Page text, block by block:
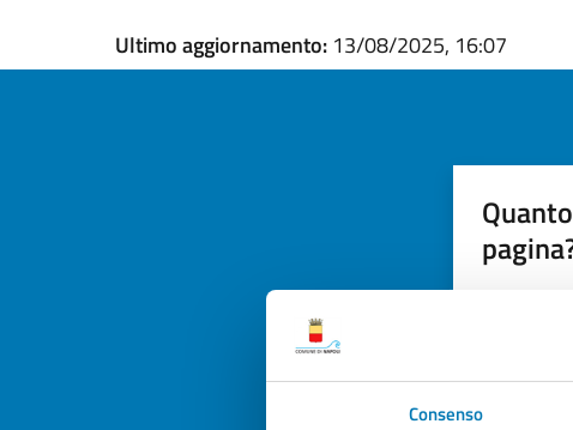
Consenso
Ultimo aggiornamento: 13/08/2025, 16:07